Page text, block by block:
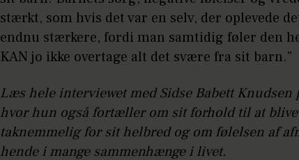
stærkt, som hvis det var en selv, der oplevede
endnu stærkere, fordi man samtidig føler den
KAN jo ikke overtage alt det svære fra sit barn.”
Læs hele interviewet med Sidse Babett Knudsen
hvor hun også fortæller om sit forhold til at
taknemmelig for sit helbred og om følelsen af
hende i mange sammenhænge i livet.